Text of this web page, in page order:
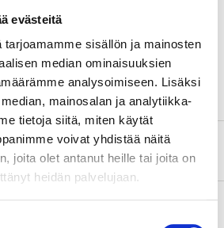
evästeitä
tarjoamamme sisällön ja mainosten
median ominaisuuksien
analysoimiseen. Lisäksi
mainosalan ja analytiikka-
tietoja siitä, miten käytät
voivat yhdistää näitä
joita olet antanut heille tai joita on
heidän palvelujaan.
Pinnoitettu